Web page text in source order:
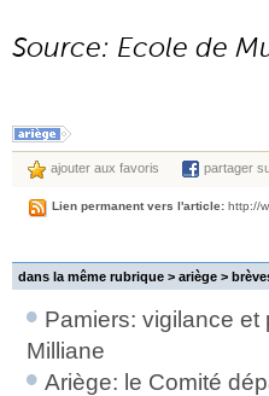
Source: Ecole de
ajouter aux favoris partager
Lien permanent vers l'article: http://
dans la même rubrique > ariège >
Pamiers: vigilance
Milliane
Ariège: le Comité